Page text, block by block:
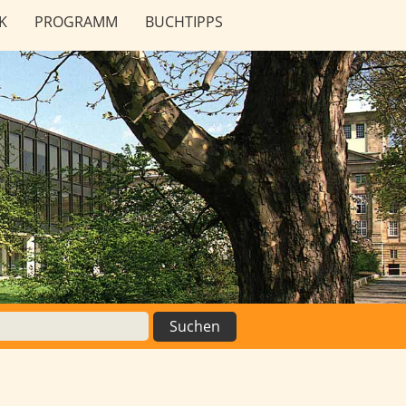
PROGRAMM
BUCHTIPPS